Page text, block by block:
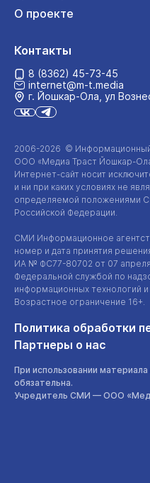
О проекте
2006-2026 ©
ООО «Медиа Траст Йошкар-
Интернет-сайт носит
и ни при каких условиях не
определяемой положениями
Российской Федерации.
СМИ Информационное
номер и дата принятия
ИА № ФС77-80702 от 07
Федеральной службой по
информационных технологий
Возрастное ограничение 16+.
Политика обработки
Партнеры о нас
При использовании
обязательна.
Учредитель СМИ — ООО
Контакты
8 (8362) 45-73-45
internet@m-t.media
г. Йошкар‑Ола, ул